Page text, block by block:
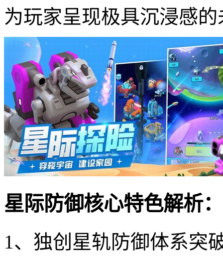
为玩家呈现极具沉浸感
星际防御核心特色解析：
1、独创星轨防御体系突